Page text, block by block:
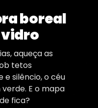
boreal
vidro
aqueça as
tetos
e silêncio, o céu
E o mapa
fica?